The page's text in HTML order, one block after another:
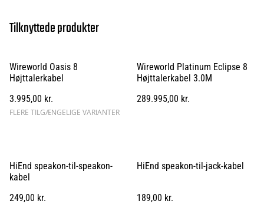
Tilknyttede produkter
Wireworld Oasis 8
Højttalerkabel
3.995,00 kr.
FLERE TILGÆNGELIGE VARIANTER
Wireworld Platinum Eclipse 8
Højttalerkabel 3.0M
289.995,00 kr.
HiEnd speakon-til-speakon-
kabel
249,00 kr.
HiEnd speakon-til-jack-kabel
189,00 kr.